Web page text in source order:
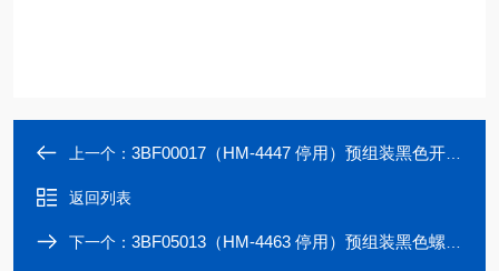
上一个： 3BF00017（HM-4447 停用）预组装黑色开孔盖；白色PTFE/红色硅胶垫
返回列表
下一个： 3BF05013（HM-4463 停用）预组装黑色螺纹开口盖（含PTFE/硅胶垫片）